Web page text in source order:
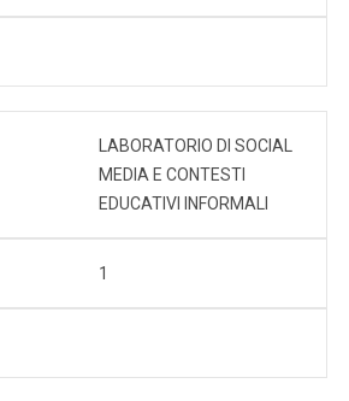
LABORATORIO DI SOCIAL
MEDIA E CONTESTI
EDUCATIVI INFORMALI
1